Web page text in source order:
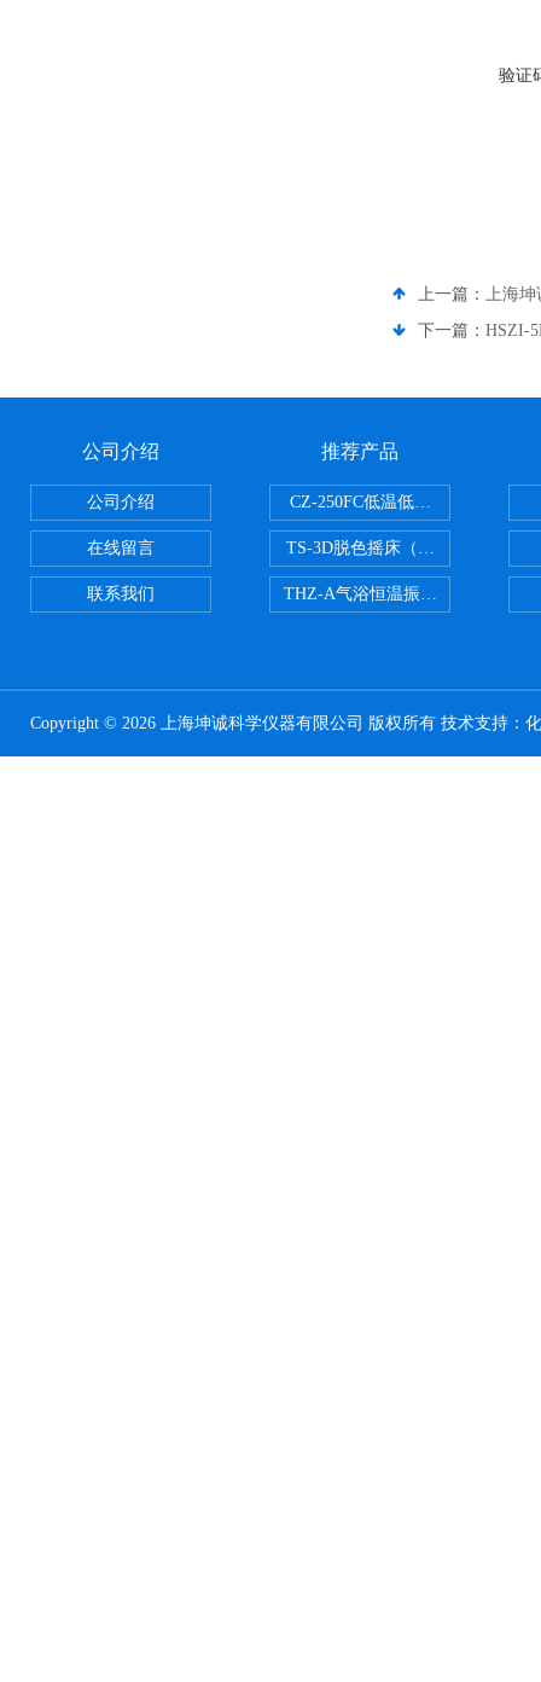
验证
上一篇：
上海
下一篇： HSZI-
公司介绍
公司介绍
在线留言
联系我们
推荐产品
CZ-250FC低温低湿种子储藏柜
TS-3D脱色摇床（三维运动）
THZ-A气浴恒温振荡器
Copyright © 2026 上海坤诚科学仪器有限公司 版权所有 技术支持：